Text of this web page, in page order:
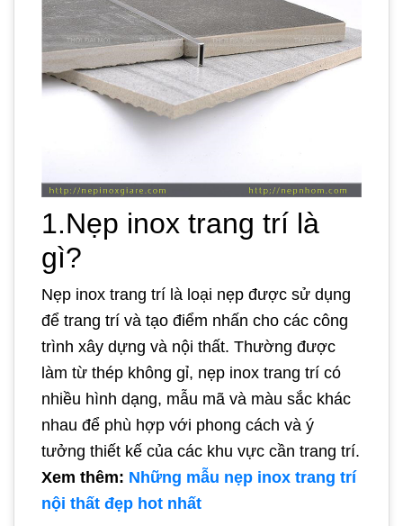
1.Nẹp inox trang trí là
gì?
Nẹp inox trang trí là loại nẹp được sử dụng
để trang trí và tạo điểm nhấn cho các công
trình xây dựng và nội thất. Thường được
làm từ thép không gỉ, nẹp inox trang trí có
nhiều hình dạng, mẫu mã và màu sắc khác
nhau để phù hợp với phong cách và ý
tưởng thiết kế của các khu vực cần trang trí.
Xem thêm: Những mẫu nẹp inox trang trí
nội thất đẹp hot nhất